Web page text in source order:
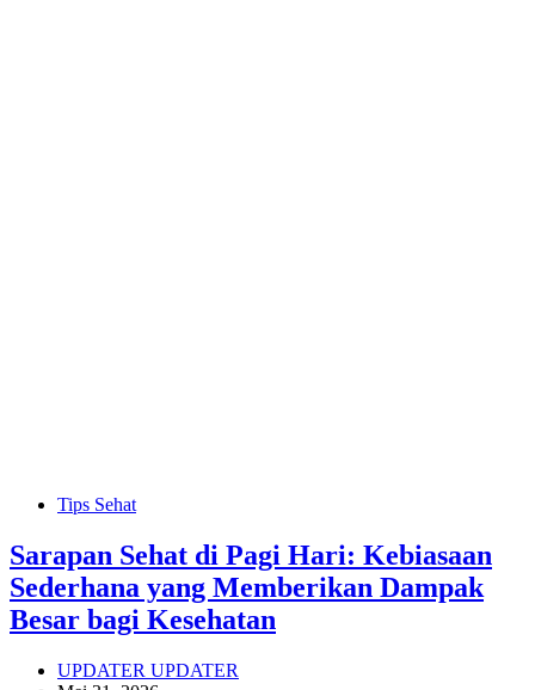
Tips Sehat
Sarapan Sehat di Pagi Hari: Kebiasaan
Sederhana yang Memberikan Dampak
Besar bagi Kesehatan
UPDATER UPDATER